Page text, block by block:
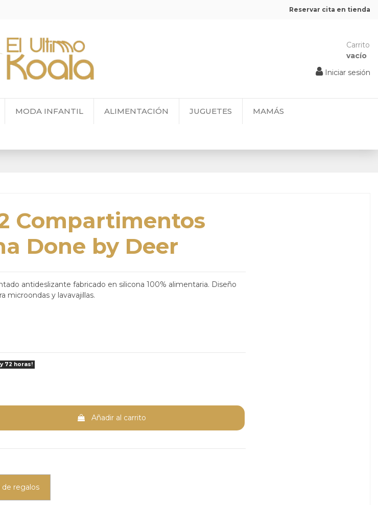
Reservar cita en tienda
Carrito
vacío
Iniciar sesión
MODA INFANTIL ALIMENTACIÓN JUGUETES MAMÁS
Compartimentos
Done by Deer
antideslizante fabricado en silicona 100% alimentaria. Diseño
microondas y lavavajillas.
72 horas!
Añadir al carrito
de regalos